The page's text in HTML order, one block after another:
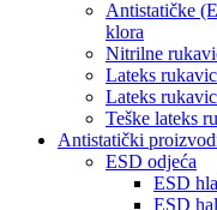
Antistatičke
klora
Nitrilne
Lateks
Lateks
Teške lateks
Antistatički
ESD odjeća
ESD
ESD